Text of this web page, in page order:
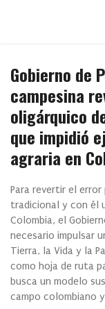
Gobierno de
campesina
oligárquico
que impidió
agraria en
Para revertir el
tradicional y con él
Colombia, el
necesario impulsar
Tierra, la Vida y la
como hoja de ruta
busca un modelo
campo colombiano